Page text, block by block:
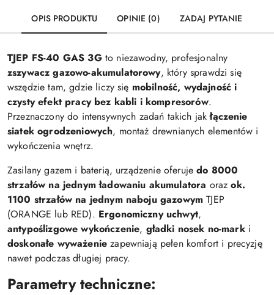
OPIS PRODUKTU OPINIE (0) ZADAJ PYTANIE
TJEP FS-40 GAS 3Gto niezawodny, profesjonalny
zszywacz gazowo-akumulatorowy, który sprawdzi się
wszędzie tam, gdzie liczy się mobilność, wydajność i
czysty efekt pracy bez kabli i kompresorów.
Przeznaczony do intensywnych zadań takich jakłączenie
siatek ogrodzeniowych, montaż drewnianych elementów i
wykończenia wnętrz.
Zasilany gazem i baterią, urządzenie oferujedo 8000
strzałów na jednym ładowaniu akumulatora orazok.
1100 strzałów na jednym naboju gazowym TJEP
(ORANGE lub RED). Ergonomiczny uchwyt,
antypoślizgowe wykończenie, gładki nosek no-marki
doskonałe wyważenie zapewniają pełen komfort i precyzję
nawet podczas długiej pracy.
Parametry techniczne: